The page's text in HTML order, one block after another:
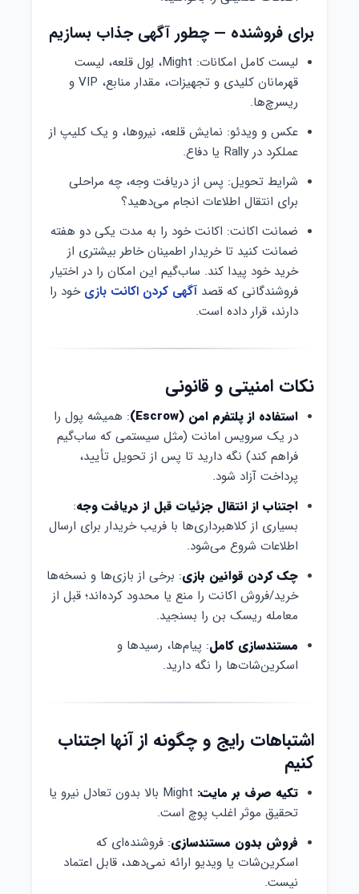
برای فروشنده — چطور آگهی جذاب بسازیم
لیست کامل امکانات: Might، لِول قلعه، لیست
قهرمانان کلیدی و تجهیزات، مقدار منابع، VIP و
ریسرچ‌ها.
عکس و ویدئو: نمایش قلعه، نیروها، و یک کلیپ از
عملکرد در Rally یا دفاع.
شرایط تحویل: پس از دریافت وجه، چه مراحلی
برای انتقال اطلاعات انجام می‌دهید؟
ضمانت اکانت: اکانت خود را به مدت یکی دو هفته
ضمانت کنید تا خریدار اطمینان خاطر بیشتری از
خرید خود پیدا کند. ساب‌گیم این امکان را در اختیار
فروشندگانی که قصد آگهی کردن اکانت بازی خود را
دارند، قرار داده است.
نکات امنیتی و قانونی
استفاده از پلتفرم امن (Escrow)
: همیشه پول را
در یک سرویس امانت (مثل سیستمی که ساب‌گیم
فراهم کند) نگه دارید تا پس از تحویل تأیید،
پرداخت آزاد شود.
اجتناب از انتقال جزئیات قبل از دریافت وجه:
بسیاری از کلاهبرداری‌ها با فریب خریدار برای ارسال
اطلاعات شروع می‌شود.
چک کردن قوانین بازی: برخی از بازی‌ها و نسخه‌ها
خرید/فروش اکانت را منع یا محدود کرده‌اند؛ قبل از
معامله ریسک بن را بسنجید.
مستندسازی کامل: پیام‌ها، رسیدها و
اسکرین‌شات‌ها را نگه دارید.
اشتباهات رایج و چگونه از آنها اجتناب
کنیم
تکیه صرف بر مایت:
Might بالا بدون تعادل نیرو یا
تحقیق موثر اغلب پوچ است.
فروش بدون مستندسازی: فروشنده‌ای که
اسکرین‌شات یا ویدیو ارائه نمی‌دهد، قابل اعتماد
نیست.